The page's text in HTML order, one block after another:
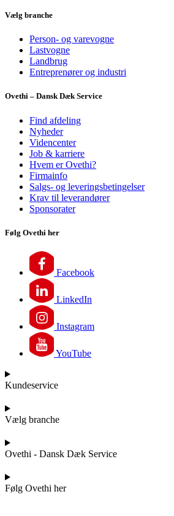
Vælg branche
Person- og varevogne
Lastvogne
Landbrug
Entreprenører og industri
Ovethi – Dansk Dæk Service
Find afdeling
Nyheder
Videncenter
Job & karriere
Hvem er Ovethi?
Firmainfo
Salgs- og leveringsbetingelser
Krav til leverandører
Sponsorater
Følg Ovethi her
Facebook
LinkedIn
Instagram
YouTube
Kundeservice
Vælg branche
Ovethi - Dansk Dæk Service
Følg Ovethi her